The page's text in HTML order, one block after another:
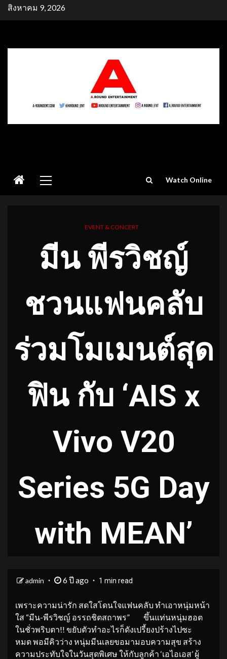
Skipสิงหาคม 9, 2026
Menu
Watch Online
EVENT & CONCERT
มีน พีรวิชญ์
ชวนแฟนคลับ
ร่วมโมเมนต์สุด
ฟิน กับ ‘AIS x
Vivo V20
Series 5G Day
with MEAN’
admin 6 ปี ago 1 min read
เพราะความน่ารัก สดใสโดนใจแฟนคลับ ทำเอาหนุ่มหน้า
ใส “มีน-พีรวิชญ์ อรรถชิตสถาพร” ขึ้นแท่นหนุ่มฮอต
ในชั่วพริบตา!! ขยับตัวทำอะไรก็ดังเปรี้ยงปร้างไปซะ
หมด พอมีคิวว่าง หนุ่มมีนเลยขอมามอบความสุข สร้าง
ความประทับใจในวันสุดพิเศษ ให้กับลูกค้า ‘เอไอเอส’ ผู้